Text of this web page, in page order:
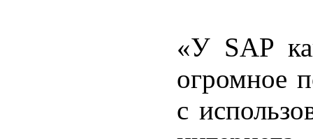
«У SAP
огромное
с